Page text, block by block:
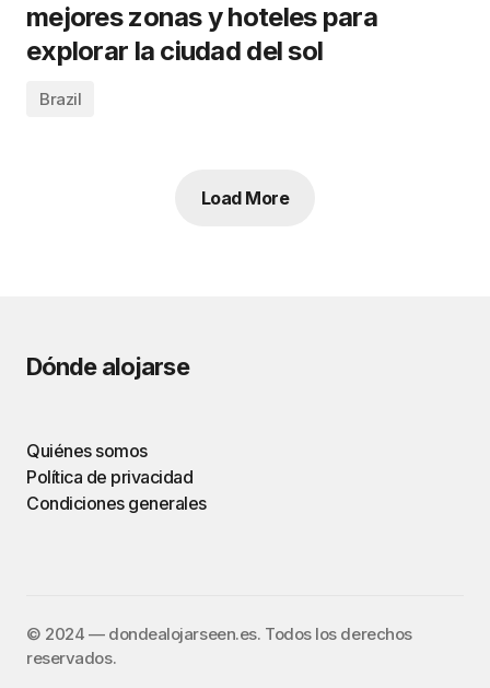
mejores zonas y hoteles para
explorar la ciudad del sol
Brazil
Load More
Dónde alojarse
Quiénes somos
Política de privacidad
Condiciones generales
©️ 2024 — dondealojarseen.es. Todos los derechos
reservados.